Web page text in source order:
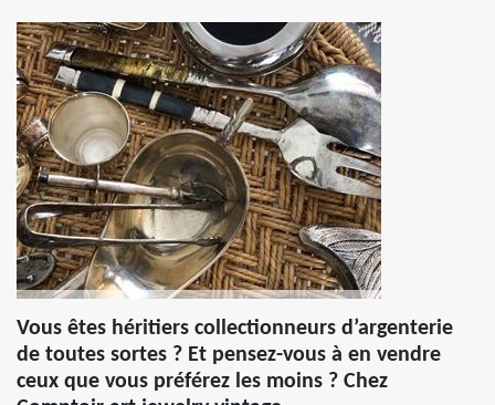
Vous êtes héritiers collectionneurs d’argenterie
de toutes sortes ? Et pensez-vous à en vendre
ceux que vous préférez les moins ? Chez